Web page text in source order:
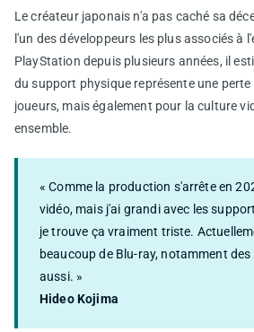
Le créateur japonais n'a pas caché sa
l'un des développeurs les plus associés à
PlayStation depuis plusieurs années, il
du support physique représente une
joueurs, mais également pour la culture
ensemble.
« Comme la production s'arrête en
vidéo, mais j'ai grandi avec les
je trouve ça vraiment triste.
beaucoup de Blu-ray, notamment des
aussi. »
Hideo Kojima